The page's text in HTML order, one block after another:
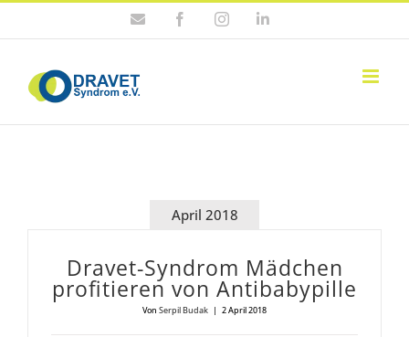
E-
FacebookInstagramLinkedIn
April 2018
Dra­vet-Syn­drom Mäd­chen
pro­fi­tie­ren von Anti­ba­by­pil­le
Von Serpil Budak | 2 April 2018